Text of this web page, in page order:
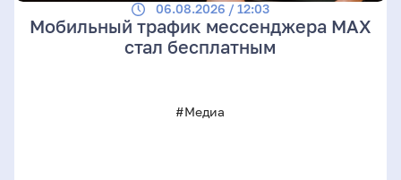
06.08.2026 / 12:03
Мобильный трафик мессенджера MAX
стал бесплатным
#Медиа